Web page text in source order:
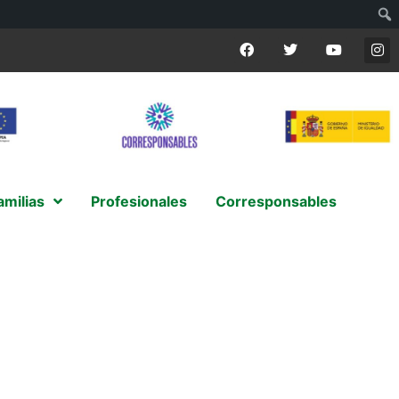
Profesionales Corresponsables